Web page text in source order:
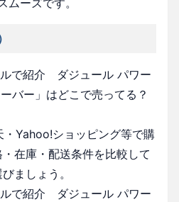
で紹介 ダジュール パワー
バー」はどこで売ってる？
Yahoo!ショッピング等で購
在庫・配送条件を比較して
ましょう。
で紹介 ダジュール パワー